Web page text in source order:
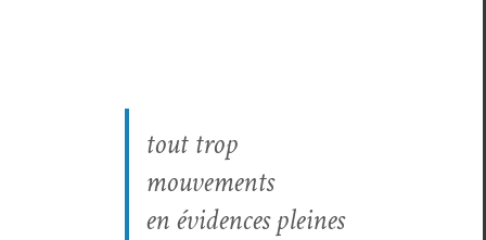
tout trop
mouvements
en évi­dences pleines